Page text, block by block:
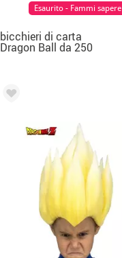
bicchieri di carta
Dragon Ball da 250
Esaurito - Fammi sapere